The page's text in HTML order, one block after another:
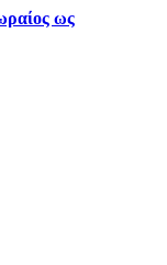
ως